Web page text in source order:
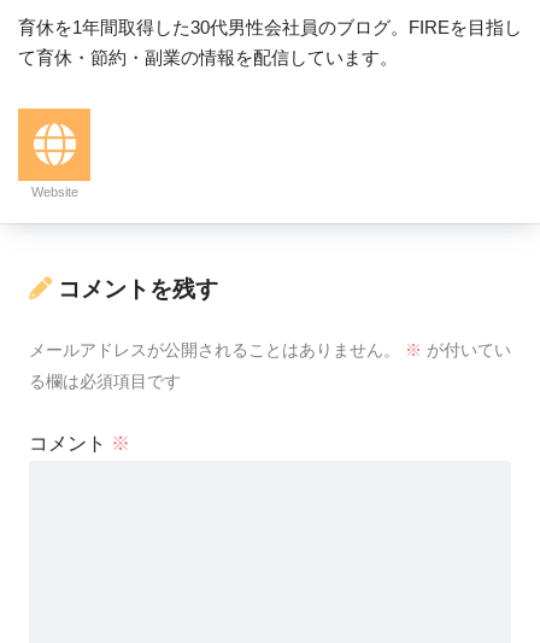
育休を1年間取得した30代男性会社員のブログ。FIREを目指し
て育休・節約・副業の情報を配信しています。
Website
コメントを残す
メールアドレスが公開されることはありません。 ※ が付いてい
る欄は必須項目です
コメント ※